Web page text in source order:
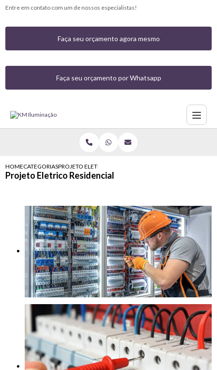
Entre em contato com um de nossos especialistas!
Faça seu orçamento agora mesmo
Faça seu orçamento por Whatsapp
HOMECATEGORIASPROJETO ELETRICO RESIDENCIAL
Projeto Eletrico Residencial